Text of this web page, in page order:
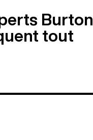
Burton
tout